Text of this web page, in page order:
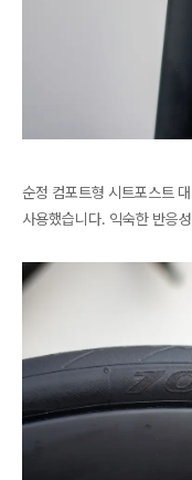
순정 컴포트형 시트포스트
사용했습니다. 익숙한 반응